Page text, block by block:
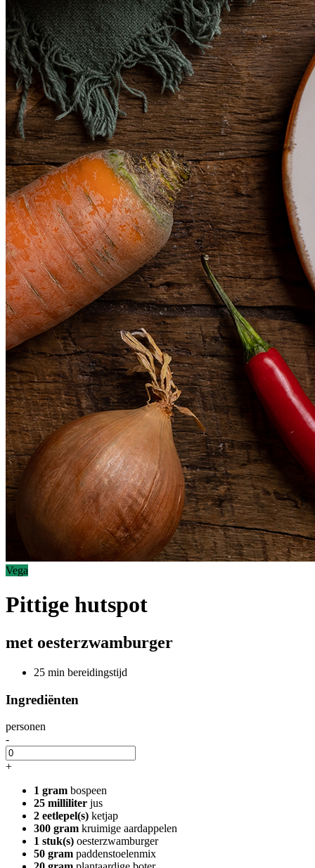
Vega
Pittige hutspot
met oesterzwamburger
25 min bereidingstijd
Ingrediënten
personen
-
+
1 gram bospeen
25 milliliter jus
2 eetlepel(s) ketjap
300 gram kruimige aardappelen
1 stuk(s) oesterzwamburger
50 gram paddenstoelenmix